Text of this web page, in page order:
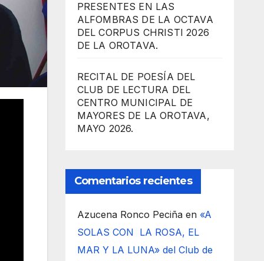
PRESENTES EN LAS
ALFOMBRAS DE LA OCTAVA
DEL CORPUS CHRISTI 2026
DE LA OROTAVA.
RECITAL DE POESÍA DEL
CLUB DE LECTURA DEL
CENTRO MUNICIPAL DE
MAYORES DE LA OROTAVA,
MAYO 2026.
Comentarios recientes
Azucena Ronco Peciñaen «A
SOLAS CON LA ROSA, EL
MAR Y LA LUNA» del Club de